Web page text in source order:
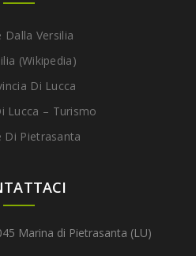
Dalla Versilia
(Wikipedia)
Di Lucca
Lucca – Turismo
Di Pietrasanta
Marina di Pietrasanta (LU)